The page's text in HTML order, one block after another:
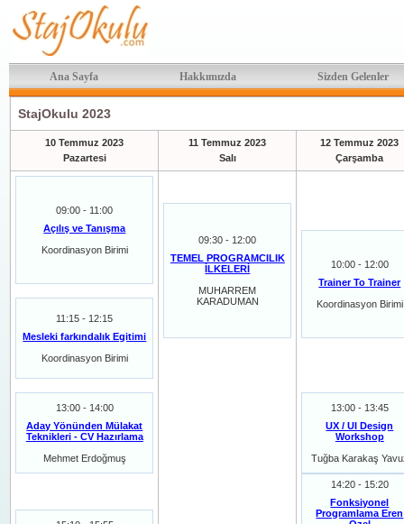
Ana Sayfa Hakkımızda Sizden Gelenler
StajOkulu 2023
10 Temmuz 2023
Pazartesi
11 Temmuz 2023
Salı
12 Temmuz 2023
Çarşamba
09:00 - 11:00
Açılış ve Tanışma
Koordinasyon Birimi
11:15 - 12:15
Mesleki farkındalık Egitimi
Koordinasyon Birimi
13:00 - 14:00
Aday Yönünden Mülakat
Teknikleri - CV Hazırlama
Mehmet Erdoğmuş
09:30 - 12:00
TEMEL PROGRAMCILIK
İLKELERİ
MUHARREM
KARADUMAN
10:00 - 12:00
Trainer To Trainer
Koordinasyon Birimi
13:00 - 13:45
UX / UI Design
Workshop
Tuğba Karakaş
14:20 - 15:20
Fonksiyonel
Programlama Eren